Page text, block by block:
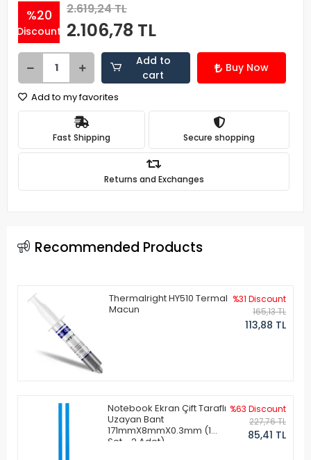
%20
Discount
2.619,24 TL
2.106,78 TL
Add to
cart
Buy Now
Add to my favorites
Fast Shipping Secure shopping
Returns and Exchanges
Recommended Products
Thermalright HY510 Termal
Macun
%31 Discount
165,13 TL
113,88 TL
Notebook Ekran Çift Taraflı
Uzayan Bant
171mmX8mmX0.3mm (1
Set - 2 Adet)
%63 Discount
227,76 TL
85,41 TL